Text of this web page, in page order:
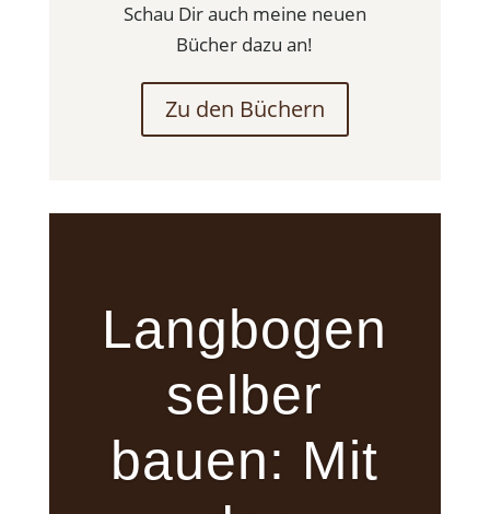
Schau Dir auch meine neuen
Bücher dazu an!
Zu den Büchern
Langbogen
selber
bauen: Mit